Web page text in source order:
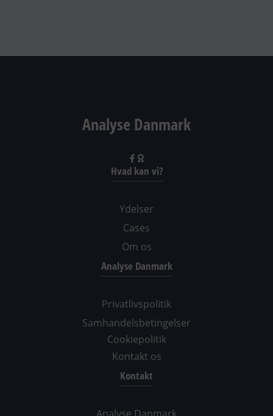
Analyse Danmark
Hvad kan vi?
Ydelser
Cases
Om os
Analyse Danmark
Privatlivspolitik
Samhandelsbetingelser
Cookiepolitik
Kontakt os
Kontakt
Analyse Danmark